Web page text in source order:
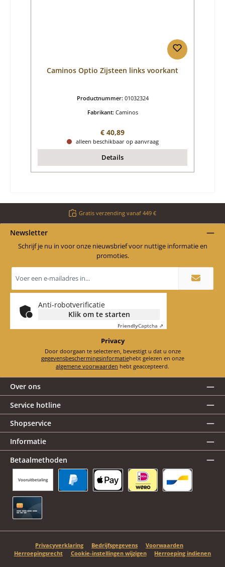
Caminos Optio Zijsteen links voorkant
Productnummer: 01032324
Fabrikant: Caminos
Normale prijs:
€ 40,89
alleen beschikbaar op aanvraag
Details
Gratis verzending vanaf 449 €
Newsletter
Schrijf je nu in voor onze nieuwsbrief voor nuttige informatie en
promoties.
mailadres
Anti-robotverificatie
Klik om te starten
FriendlyCaptcha ⇗
Privacy
Door doorgaan te selecteren, bevestigt u dat u onze
gegevensbeschermingsinformatie
hebt gelezen en onze
algemene voorwaarden hebt geaccepteerd.
Over ons
Service hotline
Shopservice
Informatie
Betaalmethoden
Vooruitbetaling
Privacyverklaring Bedrijfsgegevens
Voorwaarden
Herroepingsrecht
Cookie-instellingen wijzigen Herroeping indienen